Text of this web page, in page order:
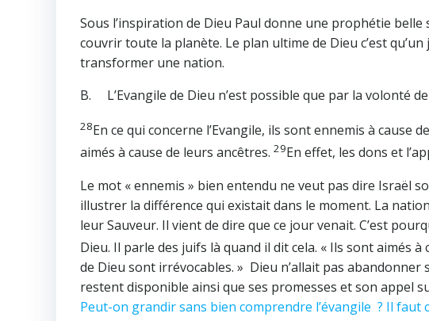
Sous l’inspiration de Dieu Paul donne une prophétie
couvrir toute la planète. Le plan ultime de Dieu c’est
transformer une nation.
B. L’Evangile de Dieu n’est possible que par la volonté
28En ce qui concerne l’Evangile, ils sont ennemis à cause
aimés à cause de leurs ancêtres. 29En effet, les dons et
Le mot « ennemis » bien entendu ne veut pas dire Israël
illustrer la différence qui existait dans le moment. La
leur Sauveur. Il vient de dire que ce jour venait. C’est
Dieu. Il parle des juifs là quand il dit cela. « Ils sont aimés à
de Dieu sont irrévocables. » Dieu n’allait pas abandonner
restent disponible ainsi que ses promesses et son appel
Peut-on grandir sans bien comprendre l’évangile ? Il faut